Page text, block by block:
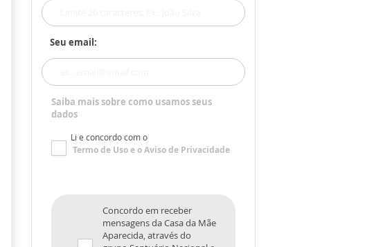
Seu email:
Saiba mais sobre como usamos seus
dados
Li e concordo com o
Termo de Usoe oAviso de Privacidade
Concordo em receber
mensagens da Casa da Mãe
Aparecida, através do